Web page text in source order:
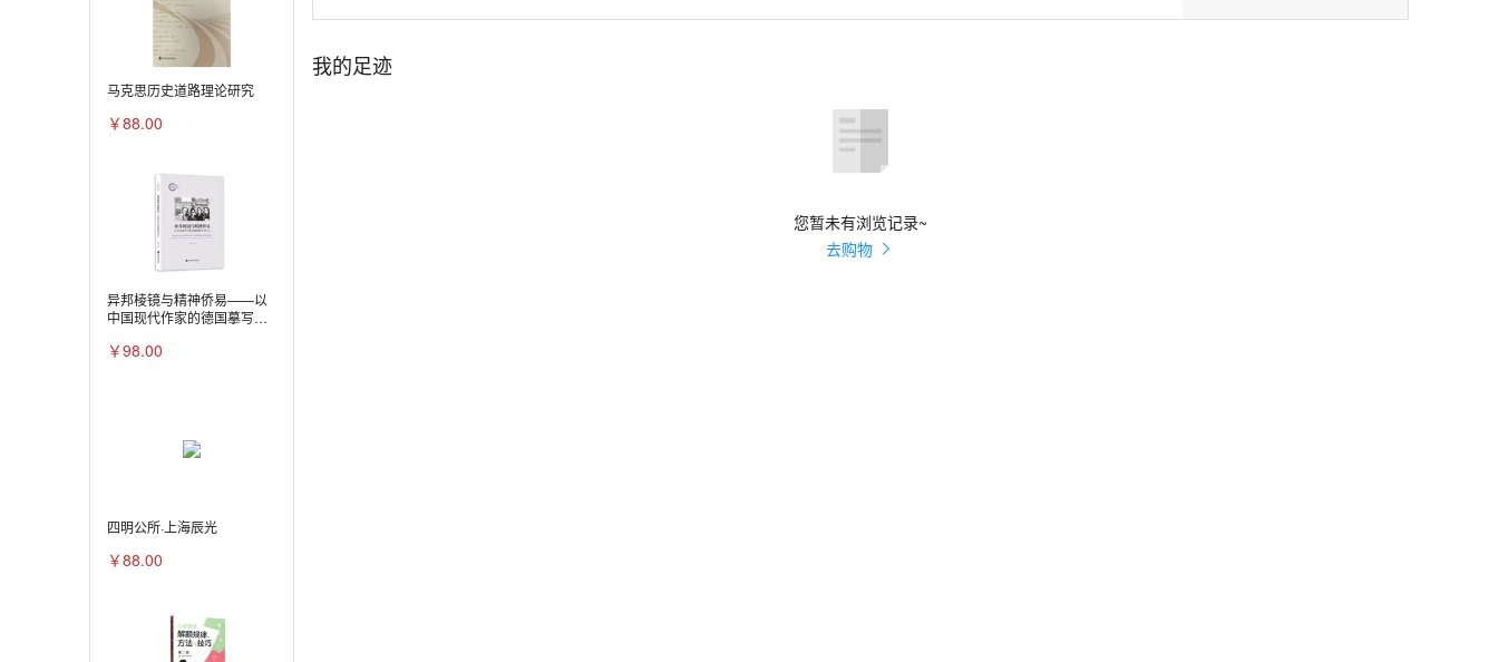
马克思历史道路理论研究
￥88.00
异邦棱镜与精神侨易——以
中国现代作家的德国摹写为
￥98.00
四明公所·上海辰光
￥88.00
我的足迹
您暂未有浏览记录~
去购物